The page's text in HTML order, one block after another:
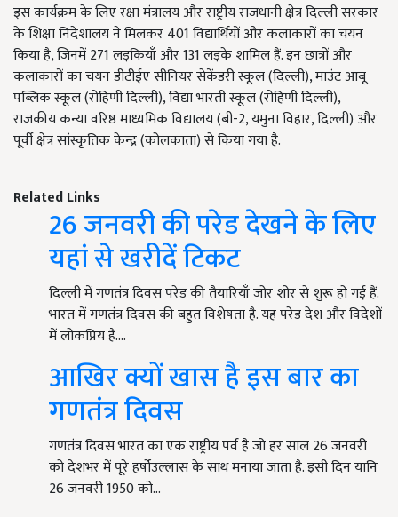
इस कार्यक्रम के लिए रक्षा मंत्रालय और राष्ट्रीय राजधानी क्षेत्र दिल्ली सरकार
के शिक्षा निदेशालय ने मिलकर 401 विद्यार्थियों और कलाकारों का चयन
किया है, जिनमें 271 लड़कियाँ और 131 लड़के शामिल हैं. इन छात्रों और
कलाकारों का चयन डीटीईए सीनियर सेकेंडरी स्कूल (दिल्ली), माउंट आबू
पब्लिक स्कूल (रोहिणी दिल्ली), विद्या भारती स्कूल (रोहिणी दिल्ली),
राजकीय कन्या वरिष्ठ माध्यमिक विद्यालय (बी-2, यमुना विहार, दिल्ली) और
पूर्वी क्षेत्र सांस्कृतिक केन्द्र (कोलकाता) से किया गया है.
Related Links
26 जनवरी की परेड देखने के लिए
यहां से खरीदें टिकट
दिल्ली में गणतंत्र दिवस परेड की तैयारियाँ जोर शोर से शुरू हो गई हैं.
भारत में गणतंत्र दिवस की बहुत विशेषता है. यह परेड देश और विदेशों
में लोकप्रिय है.…
आखिर क्यों खास है इस बार का
गणतंत्र दिवस
गणतंत्र दिवस भारत का एक राष्ट्रीय पर्व है जो हर साल 26 जनवरी
को देशभर में पूरे हर्षोउल्लास के साथ मनाया जाता है. इसी दिन यानि
26 जनवरी 1950 को…